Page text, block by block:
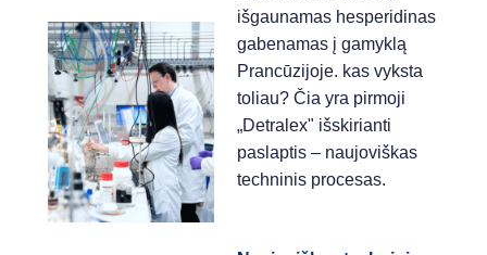
išgaunamas hesperidinas
gabenamas į gamyklą
Prancūzijoje. kas vyksta
toliau? Čia yra pirmoji
„Detralex" išskirianti
paslaptis – naujoviškas
techninis procesas.